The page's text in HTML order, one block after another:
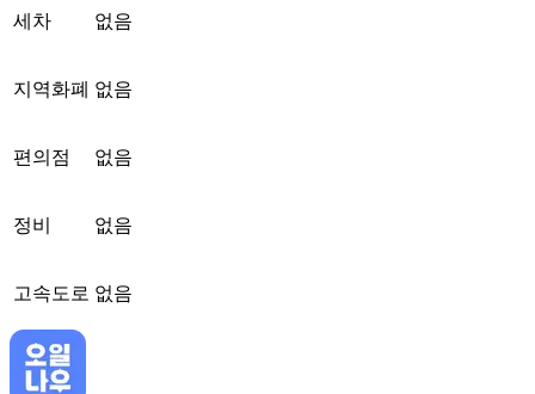
세차 없음
지역화폐 없음
편의점 없음
정비 없음
고속도로 없음